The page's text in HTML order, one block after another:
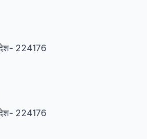
224176
224176